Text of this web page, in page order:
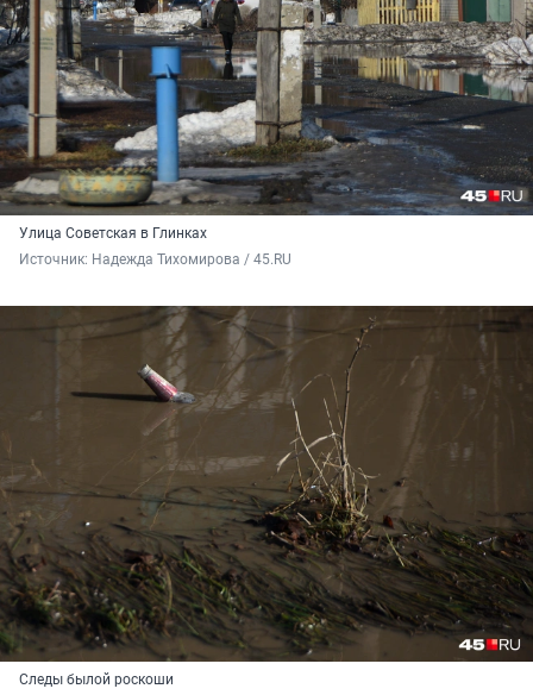
Улица Советская в Глинках
Источник: Надежда Тихомирова / 45.RU
Следы былой роскоши